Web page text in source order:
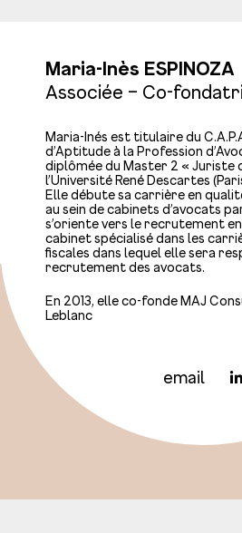
Maria-Inès ESPINOZA
Associée – Co-
Maria-Inés est titulaire du
d’Aptitude à la Profession
diplômée du Master 2 « Juriste
l’Université René Descartes
Elle débute sa carrière en
au sein de cabinets d’avocats
s’oriente vers le recrutement
cabinet spécialisé dans les
fiscales dans lequel elle sera
recrutement des avocats.
En 2013, elle co-fonde MAJ
Leblanc
email